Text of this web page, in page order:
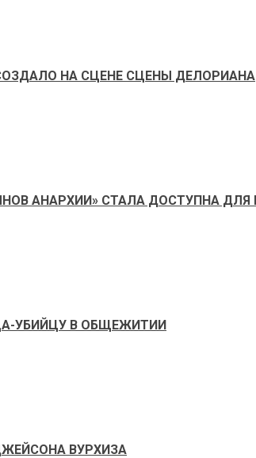
НА СЦЕНЕ СЦЕНЫ ДЕЛОРИАНА
АНАРХИИ» СТАЛА ДОСТУПНА
УБИЙЦУ В ОБЩЕЖИТИИ
ВУРХИЗА